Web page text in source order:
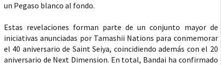
un Pegaso blanco al fondo.
Estas revelaciones forman parte de un conjunto mayor de
iniciativas anunciadas por Tamashii Nations para conmemorar
el 40 aniversario de Saint Seiya, coincidiendo además con el 20
aniversario de Next Dimension. En total, Bandai ha confirmado